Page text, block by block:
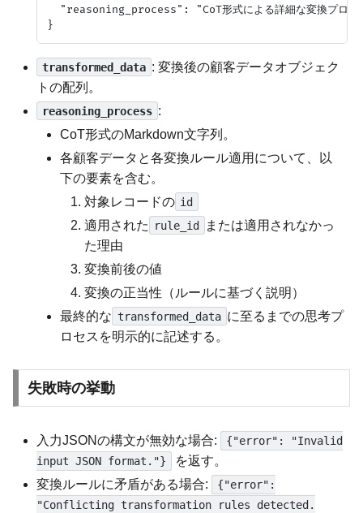
"reasoning_process": "CoT形式による詳細な変換プロセ
transformed_data : 変換後の顧客データオブジェク
トの配列。
reasoning_process :
CoT形式のMarkdown文字列。
各顧客データと各変換ルール適用について、以
下の要素を含む。
対象レコードの id
適用された rule_id
または適用されなかっ
た理由
変換前後の値
変換の正当性（ルールに基づく説明）
最終的な transformed_data に至るまでの思考プ
ロセスを明示的に記述する。
失敗時の挙動
入力JSONの構文が無効な場合:
{"error": "Invalid
input JSON format."}
を返す。
変換ルールに矛盾がある場合:
{"error":
"Conflicting transformation rules detected.